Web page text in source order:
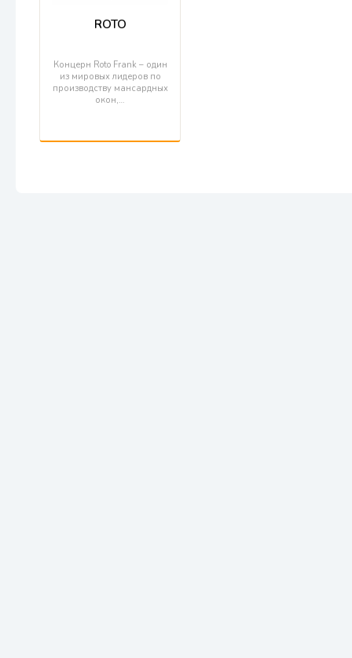
ROTO
Концерн Roto Frank – один
из мировых лидеров по
производству мансардных
окон,…